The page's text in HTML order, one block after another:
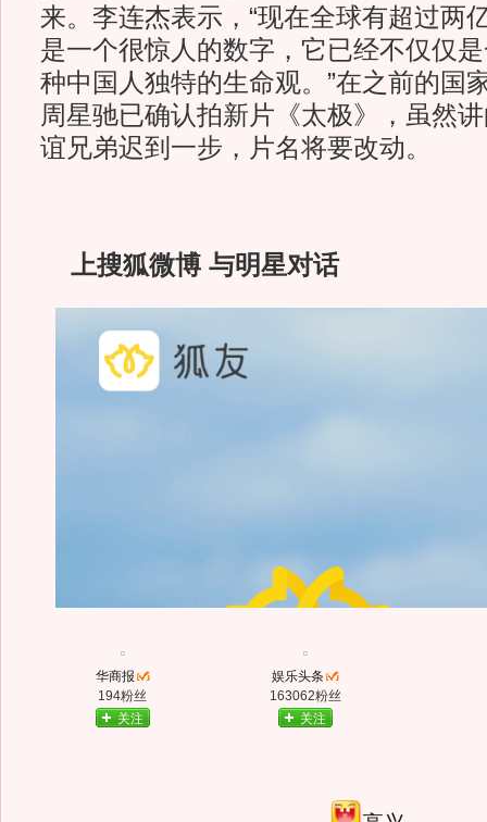
来。李连杰表示，“现在全球有超过两
是一个很惊人的数字，它已经不仅仅
种中国人独特的生命观。”在之前的国
周星驰已确认拍新片《太极》，虽然
谊兄弟迟到一步，片名将要改动。
上搜狐微博 与明星对话
华商报
194粉丝
关注
娱乐头条
163062粉丝
关注